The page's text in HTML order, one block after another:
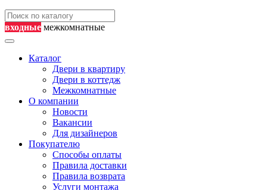
входные межкомнатные
Каталог
Двери в квартиру
Двери в коттедж
Межкомнатные
О компании
Новости
Вакансии
Для дизайнеров
Покупателю
Способы оплаты
Правила доставки
Правила возврата
Услуги монтажа